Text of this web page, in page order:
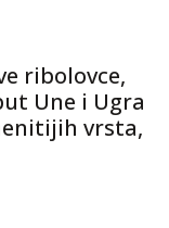
ribolovce,
Une i Ugra
vrsta,